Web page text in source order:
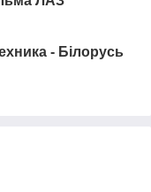
- Білорусь